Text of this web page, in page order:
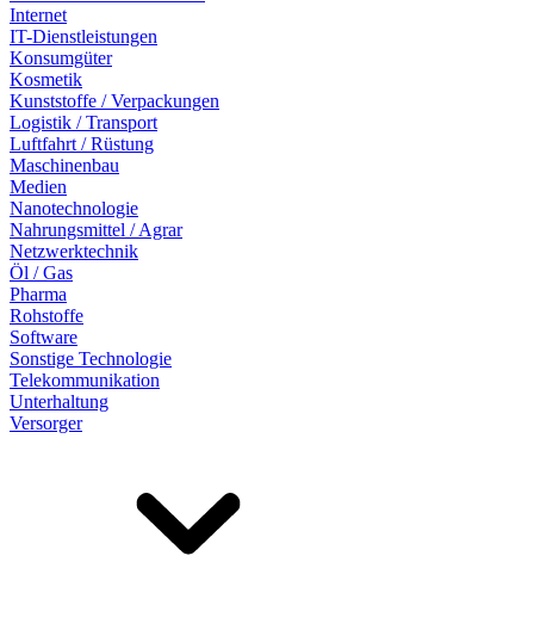
Internet
IT-Dienstleistungen
Konsumgüter
Kosmetik
Kunststoffe / Verpackungen
Logistik / Transport
Luftfahrt / Rüstung
Maschinenbau
Medien
Nanotechnologie
Nahrungsmittel / Agrar
Netzwerktechnik
Öl / Gas
Pharma
Rohstoffe
Software
Sonstige Technologie
Telekommunikation
Unterhaltung
Versorger